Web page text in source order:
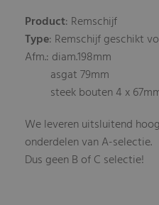
Product: Remschijf
Type: Remschijf geschikt
Afm.: diam.198mm
asgat 79mm
steek bouten 4 x
We leveren uitsluitend
onderdelen van A-selectie.
Dus geen B of C selectie!